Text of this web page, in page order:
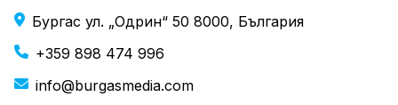
Бургас ул. „Одрин“ 50 8000, България
+359 898 474 996
info@burgasmedia.com